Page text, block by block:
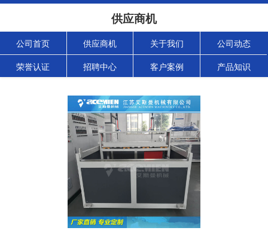
供应商机
公司首页 供应商机 关于我们 公司动态
荣誉认证 招聘中心 客户案例 产品知识